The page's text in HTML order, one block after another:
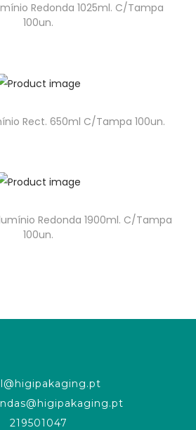
Redonda 1025ml. C/Tampa
100un.
Rect. 650ml C/Tampa 100un.
Redonda 1900ml. C/Tampa
100un.
219501047